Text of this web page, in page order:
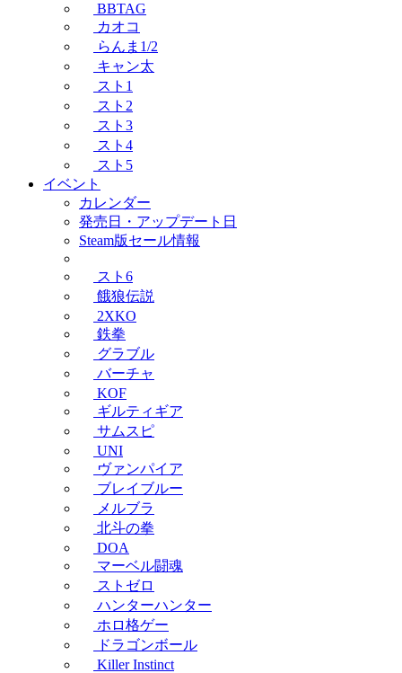
BBTAG
カオコ
らんま1/2
キャン太
スト1
スト2
スト3
スト4
スト5
イベント
カレンダー
発売日・アップデート日
Steam版セール情報
スト6
餓狼伝説
2XKO
鉄拳
グラブル
バーチャ
KOF
ギルティギア
サムスピ
UNI
ヴァンパイア
ブレイブルー
メルブラ
北斗の拳
DOA
マーベル闘魂
ストゼロ
ハンターハンター
ホロ格ゲー
ドラゴンボール
Killer Instinct